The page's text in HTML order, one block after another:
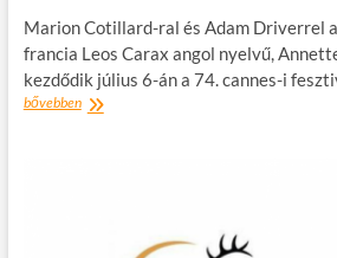
Marion Cotillard-ral és Adam Driverrel
francia Leos Carax angol nyelvű,
kezdődik július 6-án a 74. cannes-i
bővebbenA